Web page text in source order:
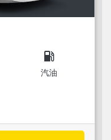
local_gas_station
汽油